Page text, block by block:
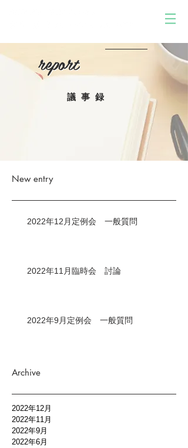
report
report
議事録
New entry
2022年12月定例会 一般質問
2022年11月臨時会 討論
2022年9月定例会 一般質問
Archive
2022年12月
2022年11月
2022年9月
2022年6月